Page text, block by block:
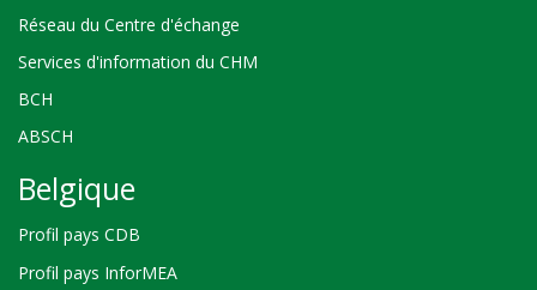
Réseau du Centre d'échange
Services d'information du CHM
BCH
ABSCH
Belgique
Profil pays CDB
Profil pays InforMEA